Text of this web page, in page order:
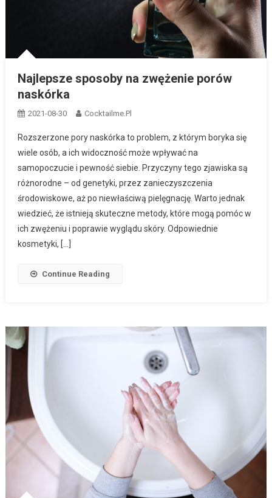
Najlepsze sposoby na zwężenie porów
naskórka
2021-08-30 Cocktailme.pl
Rozszerzone pory naskórka to problem, z którym boryka się
wiele osób, a ich widoczność może wpływać na
samopoczucie i pewność siebie. Przyczyny tego zjawiska są
różnorodne – od genetyki, przez zanieczyszczenia
środowiskowe, aż po niewłaściwą pielęgnację. Warto jednak
wiedzieć, że istnieją skuteczne metody, które mogą pomóc w
ich zwężeniu i poprawie wyglądu skóry. Odpowiednie
kosmetyki, […]
Continue Reading